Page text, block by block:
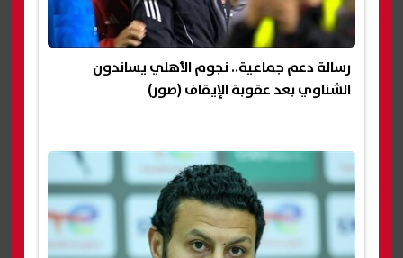
رسالة دعم جماعية.. نجوم الأهلي يساندون
الشناوي بعد عقوبة الإيقاف (صور)